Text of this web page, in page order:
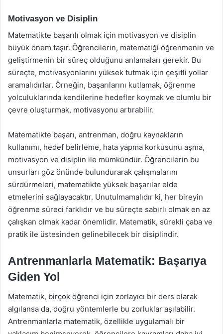
Motivasyon ve Disiplin
Matematikte başarılı olmak için motivasyon ve disiplin
büyük önem taşır. Öğrencilerin, matematiği öğrenmenin ve
geliştirmenin bir süreç olduğunu anlamaları gerekir. Bu
süreçte, motivasyonlarını yüksek tutmak için çeşitli yollar
aramalıdırlar. Örneğin, başarılarını kutlamak, öğrenme
yolculuklarında kendilerine hedefler koymak ve olumlu bir
çevre oluşturmak, motivasyonu artırabilir.
Matematikte başarı, antrenman, doğru kaynakların
kullanımı, hedef belirleme, hata yapma korkusunu aşma,
motivasyon ve disiplin ile mümkündür. Öğrencilerin bu
unsurları göz önünde bulundurarak çalışmalarını
sürdürmeleri, matematikte yüksek başarılar elde
etmelerini sağlayacaktır. Unutulmamalıdır ki, her bireyin
öğrenme süreci farklıdır ve bu süreçte sabırlı olmak en az
çalışkan olmak kadar önemlidir. Matematik, sürekli çaba ve
pratik ile üstesinden gelinebilecek bir disiplindir.
Antrenmanlarla Matematik: Başarıya
Giden Yol
Matematik, birçok öğrenci için zorlayıcı bir ders olarak
algılansa da, doğru yöntemlerle bu zorluklar aşılabilir.
Antrenmanlarla matematik, özellikle uygulamalı bir